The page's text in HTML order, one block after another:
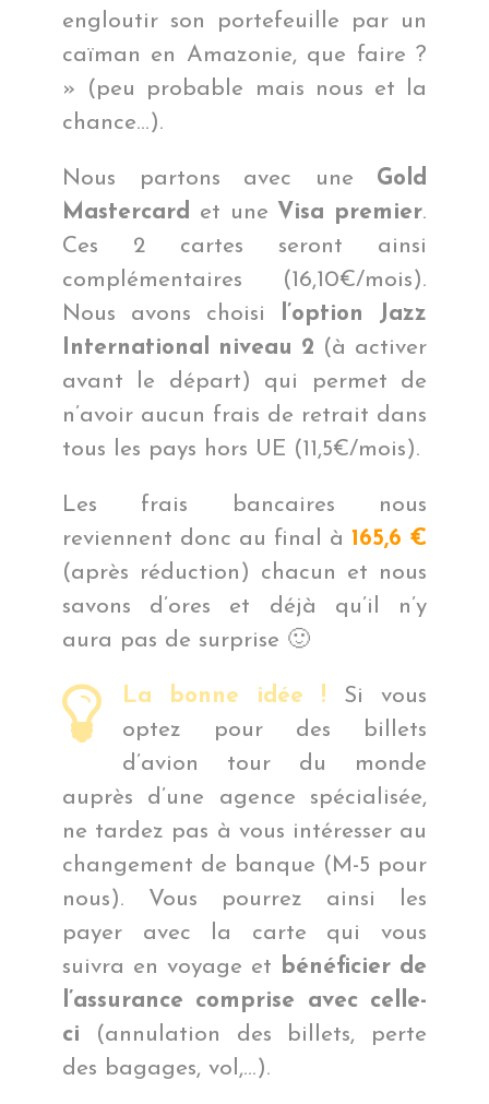
engloutir son portefeuille par un
caïman en Amazonie, que faire ?
» (peu probable mais nous et la
chance…).
Nous partons avec une Gold
Mastercard
et une Visa premier.
Ces 2 cartes seront ainsi
complémentaires (16,10€/mois).
Nous avons choisi l’option Jazz
International niveau 2 (à activer
avant le départ) qui permet de
n’avoir aucun frais de retrait dans
tous les pays hors UE (11,5€/mois).
Les frais bancaires nous
reviennent donc au final à 165,6 €
(après réduction) chacun et nous
savons d’ores et déjà qu’il n’y
aura pas de surprise 🙂
La bonne idée !
Si vous
optez pour des billets
d’avion tour du monde
auprès d’une agence spécialisée,
ne tardez pas à vous intéresser au
changement de banque (M-5 pour
nous). Vous pourrez ainsi les
payer avec la carte qui vous
suivra en voyage et
bénéficier de
l’assurance comprise avec celle-
ci (annulation des billets, perte
des bagages, vol,…).